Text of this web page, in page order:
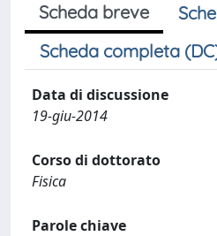
Scheda breve
Scheda completa
Data di discussione
19-giu-2014
Corso di dottorato
Fisica
Parole chiave